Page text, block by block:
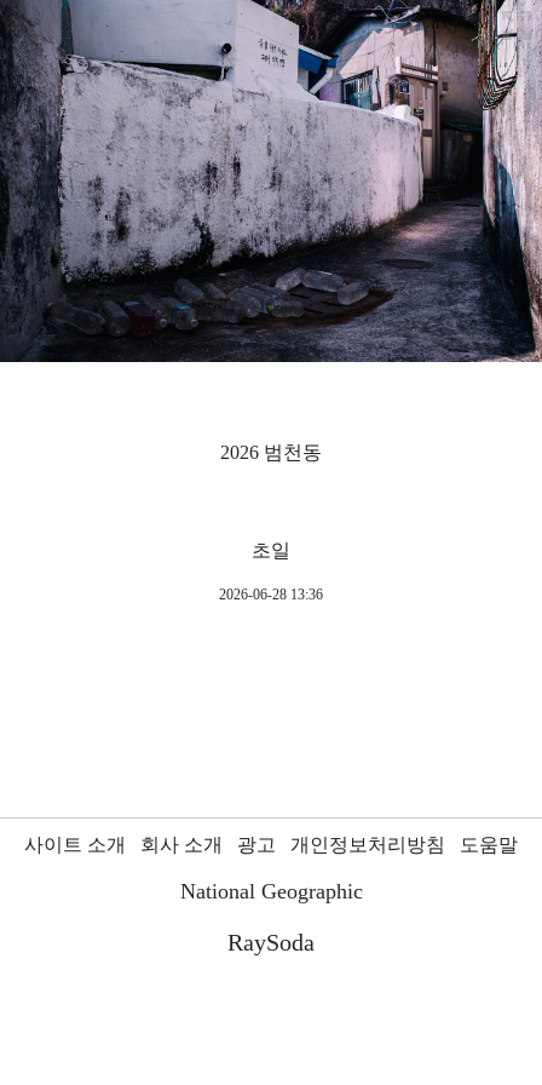
2026 범천동
초일
2026-06-28 13:36
사이트 소개 회사 소개 광고 개인정보처리방침 도움말
National Geographic
RaySoda